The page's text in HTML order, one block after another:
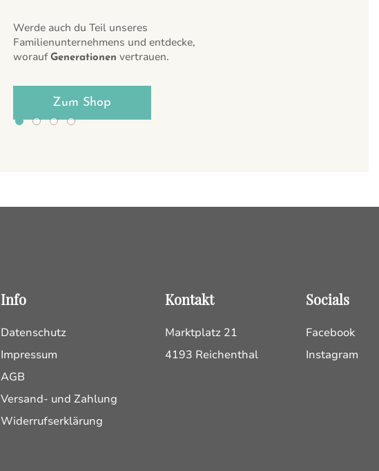
Werde auch du Teil unseres
Familienunternehmens und entdecke,
worauf Generationen vertrauen.
Zum Shop
Info
Datenschutz
Impressum
AGB
Versand- und Zahlung
Widerrufserklärung
Kontakt
Marktplatz 21
4193 Reichenthal
Socials
Facebook
Instagram